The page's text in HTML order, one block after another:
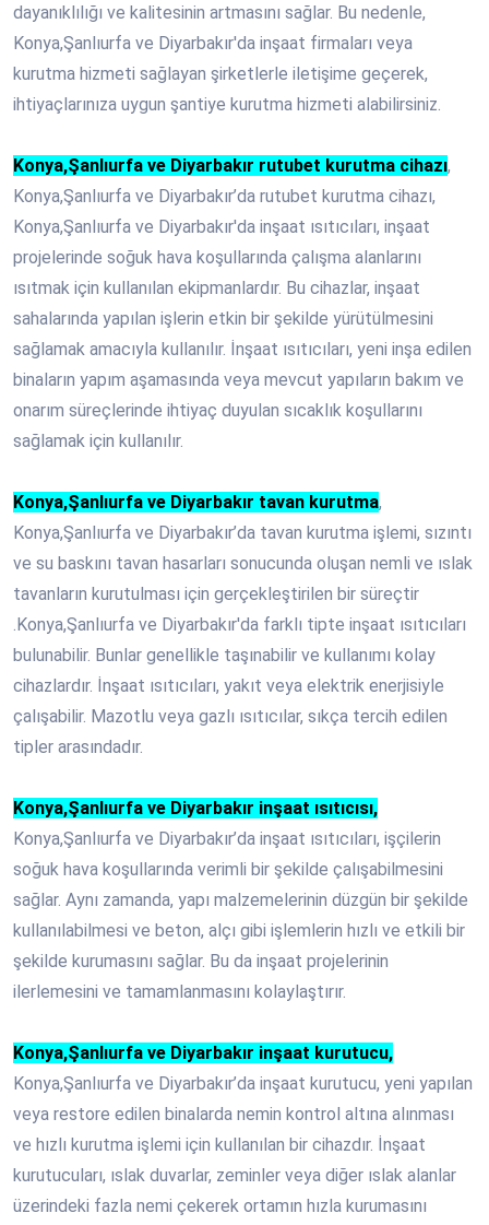
dayanıklılığı ve kalitesinin artmasını sağlar. Bu nedenle,
Konya,Şanlıurfa ve Diyarbakır'da inşaat firmaları veya
kurutma hizmeti sağlayan şirketlerle iletişime geçerek,
ihtiyaçlarınıza uygun şantiye kurutma hizmeti alabilirsiniz.
Konya,Şanlıurfa ve Diyarbakır rutubet kurutma cihazı,
Konya,Şanlıurfa ve Diyarbakır’da rutubet kurutma cihazı,
Konya,Şanlıurfa ve Diyarbakır'da inşaat ısıtıcıları, inşaat
projelerinde soğuk hava koşullarında çalışma alanlarını
ısıtmak için kullanılan ekipmanlardır. Bu cihazlar, inşaat
sahalarında yapılan işlerin etkin bir şekilde yürütülmesini
sağlamak amacıyla kullanılır. İnşaat ısıtıcıları, yeni inşa edilen
binaların yapım aşamasında veya mevcut yapıların bakım ve
onarım süreçlerinde ihtiyaç duyulan sıcaklık koşullarını
sağlamak için kullanılır.
Konya,Şanlıurfa ve Diyarbakır tavan kurutma,
Konya,Şanlıurfa ve Diyarbakır’da tavan kurutma işlemi, sızıntı
ve su baskını tavan hasarları sonucunda oluşan nemli ve ıslak
tavanların kurutulması için gerçekleştirilen bir süreçtir
.Konya,Şanlıurfa ve Diyarbakır'da farklı tipte inşaat ısıtıcıları
bulunabilir. Bunlar genellikle taşınabilir ve kullanımı kolay
cihazlardır. İnşaat ısıtıcıları, yakıt veya elektrik enerjisiyle
çalışabilir. Mazotlu veya gazlı ısıtıcılar, sıkça tercih edilen
tipler arasındadır.
Konya,Şanlıurfa ve Diyarbakır inşaat ısıtıcısı,
Konya,Şanlıurfa ve Diyarbakır’da inşaat ısıtıcıları, işçilerin
soğuk hava koşullarında verimli bir şekilde çalışabilmesini
sağlar. Aynı zamanda, yapı malzemelerinin düzgün bir şekilde
kullanılabilmesi ve beton, alçı gibi işlemlerin hızlı ve etkili bir
şekilde kurumasını sağlar. Bu da inşaat projelerinin
ilerlemesini ve tamamlanmasını kolaylaştırır.
Konya,Şanlıurfa ve Diyarbakır inşaat kurutucu,
Konya,Şanlıurfa ve Diyarbakır’da inşaat kurutucu, yeni yapılan
veya restore edilen binalarda nemin kontrol altına alınması
ve hızlı kurutma işlemi için kullanılan bir cihazdır. İnşaat
kurutucuları, ıslak duvarlar, zeminler veya diğer ıslak alanlar
üzerindeki fazla nemi çekerek ortamın hızla kurumasını